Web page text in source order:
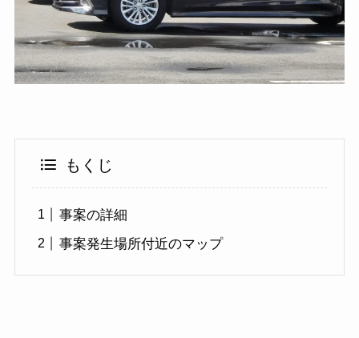
もくじ
事案の詳細
事案発生場所付近のマップ